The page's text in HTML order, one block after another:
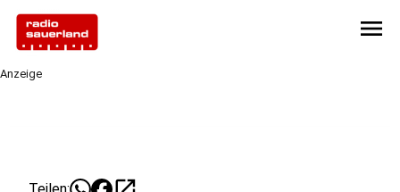
menu
Anzeige